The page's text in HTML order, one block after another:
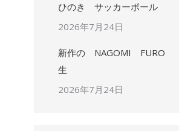
ひのき サッカーボール
2026年7月24日
新作の NAGOMI FURO
生
2026年7月24日